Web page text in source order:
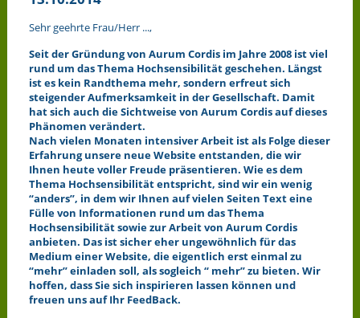
Sehr geehrte Frau/Herr ...,
Seit der Gründung von Aurum Cordis im Jahre 2008 ist viel
rund um das Thema Hochsensibilität geschehen. Längst
ist es kein Randthema mehr, sondern erfreut sich
steigender Aufmerksamkeit in der Gesellschaft. Damit
hat sich auch die Sichtweise von Aurum Cordis auf dieses
Phänomen verändert.
Nach vielen Monaten intensiver Arbeit ist als Folge dieser
Erfahrung unsere neue Website entstanden, die wir
Ihnen heute voller Freude präsentieren. Wie es dem
Thema Hochsensibilität entspricht, sind wir ein wenig
“anders”, in dem wir Ihnen auf vielen Seiten Text eine
Fülle von Informationen rund um das Thema
Hochsensibilität sowie zur Arbeit von Aurum Cordis
anbieten. Das ist sicher eher ungewöhnlich für das
Medium einer Website, die eigentlich erst einmal zu
“mehr” einladen soll, als sogleich “ mehr” zu bieten. Wir
hoffen, dass Sie sich inspirieren lassen können und
freuen uns auf Ihr FeedBack.